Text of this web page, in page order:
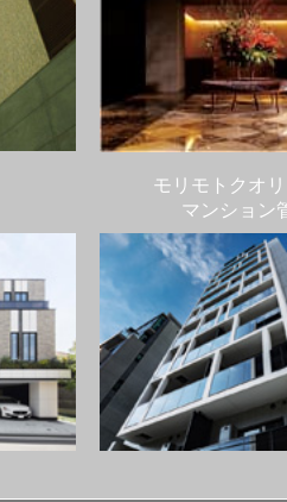
モリモトクオ
マンション